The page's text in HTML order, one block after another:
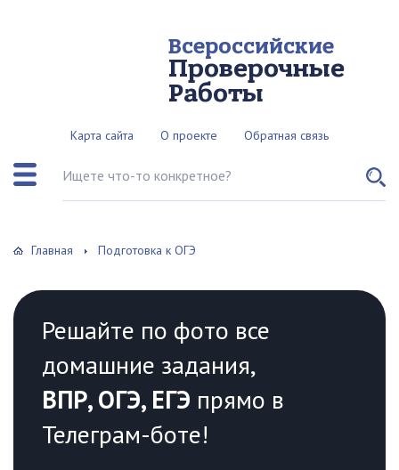
Всероссийские
Проверочные
Работы
Карта сайта О проекте Обратная связь
Поиск по сайту
Главная Подготовка к ОГЭ
Решайте по фото все
домашние задания,
ВПР, ОГЭ, ЕГЭ прямо в
Телеграм-боте!